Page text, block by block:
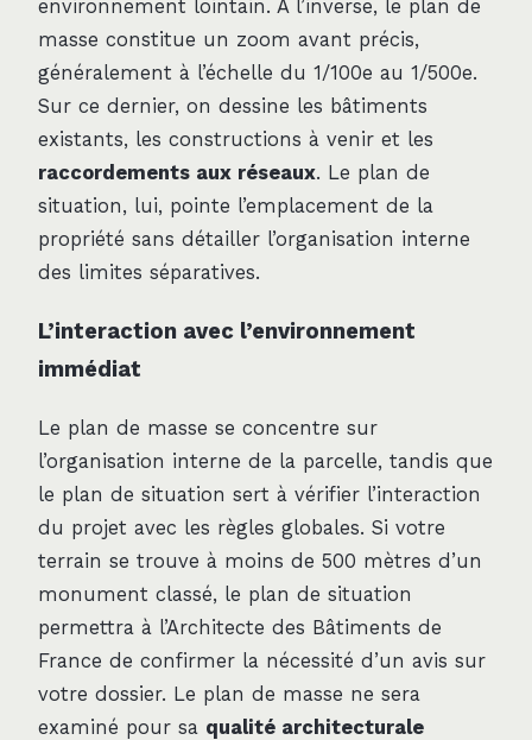
environnement lointain. À l’inverse, le plan de
masse constitue un zoom avant précis,
généralement à l’échelle du 1/100e au 1/500e.
Sur ce dernier, on dessine les bâtiments
existants, les constructions à venir et les
raccordements aux réseaux. Le plan de
situation, lui, pointe l’emplacement de la
propriété sans détailler l’organisation interne
des limites séparatives.
L’interaction avec l’environnement
immédiat
Le plan de masse se concentre sur
l’organisation interne de la parcelle, tandis que
le plan de situation sert à vérifier l’interaction
du projet avec les règles globales. Si votre
terrain se trouve à moins de 500 mètres d’un
monument classé, le plan de situation
permettra à l’Architecte des Bâtiments de
France de confirmer la nécessité d’un avis sur
votre dossier. Le plan de masse ne sera
examiné pour sa qualité architecturale